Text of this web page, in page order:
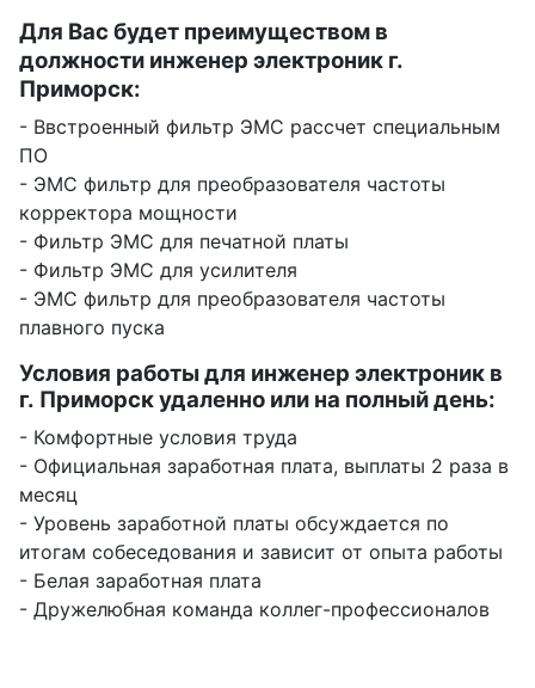
Для Вас будет преимуществом в
должности инженер электроник г.
Приморск:
- Ввстроенный фильтр ЭМС рассчет специальным
ПО
- ЭМС фильтр для преобразователя частоты
корректора мощности
- Фильтр ЭМС для печатной платы
- Фильтр ЭМС для усилителя
- ЭМС фильтр для преобразователя частоты
плавного пуска
Условия работы для инженер электроник в
г. Приморск удаленно или на полный день:
- Комфортные условия труда
- Официальная заработная плата, выплаты 2 раза в
месяц
- Уровень заработной платы обсуждается по
итогам собеседования и зависит от опыта работы
- Белая заработная плата
- Дружелюбная команда коллег-профессионалов